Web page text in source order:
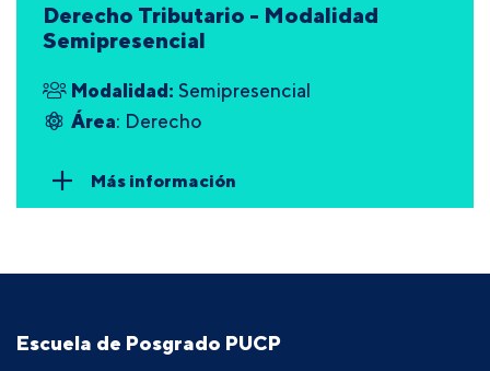
Derecho Tributario - Modalidad
Semipresencial
Modalidad: Semipresencial
Área: Derecho
Más información
Escuela de Posgrado PUCP